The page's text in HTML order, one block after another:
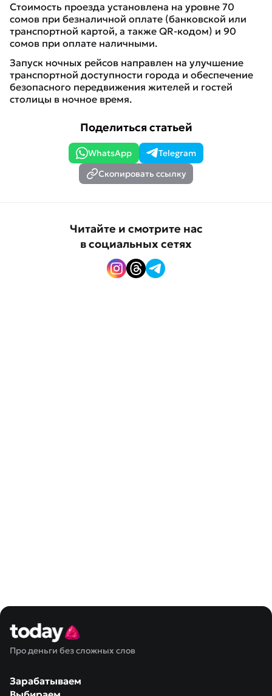
Стоимость проезда установлена на уровне 70
сомов при безналичной оплате (банковской или
транспортной картой, а также QR-кодом) и 90
сомов при оплате наличными.
Запуск ночных рейсов направлен на улучшение
транспортной доступности города и обеспечение
безопасного передвижения жителей и гостей
столицы в ночное время.
Поделиться статьей
WhatsApp
Telegram
Скопировать ссылку
Читайте и смотрите нас
в социальных сетях
Про деньги без сложных слов
Зарабатываем